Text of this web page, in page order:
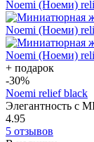
+ подарок
-30%
Noemi relief black
Элегантность с
4.95
5 отзывов